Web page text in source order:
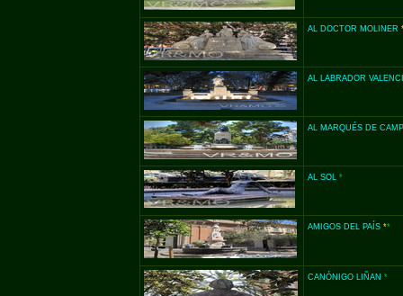
AL DOCTOR MOLINER
AL LABRADOR
AL MARQUÉS DE
AL SOL *
AMIGOS DEL PAÍS **
CANÓNIGO LIÑAN *